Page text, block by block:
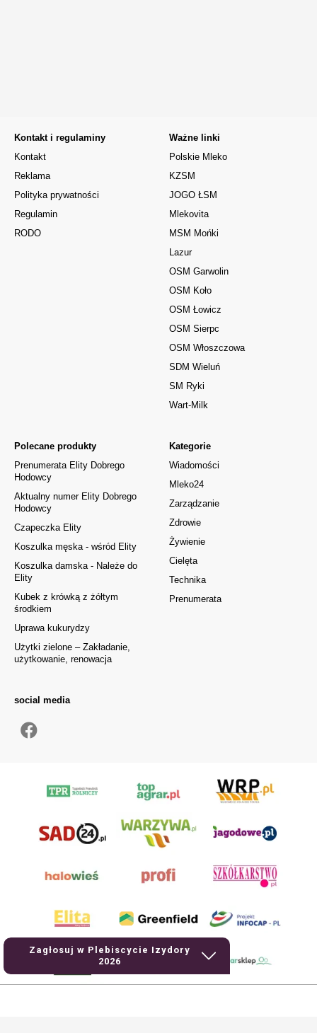
Zagłosuj w Plebiscycie Izydory
2026
Kontakt i regulaminy
Kontakt
Reklama
Polityka prywatności
Regulamin
RODO
Kategorie
Wiadomości
Mleko24
Zarządzanie
Zdrowie
Żywienie
Cielęta
Technika
Prenumerata
Polecane produkty
Prenumerata Elity Dobrego
Hodowcy
Aktualny numer Elity Dobrego
Hodowcy
Czapeczka Elity
Koszulka męska - wśród Elity
Koszulka damska - Należe do
Elity
Kubek z krówką z żółtym
środkiem
Uprawa kukurydzy
Użytki zielone – Zakładanie,
użytkowanie, renowacja
Ważne linki
Polskie Mleko
KZSM
JOGO ŁSM
Mlekovita
MSM Mońki
Lazur
OSM Garwolin
OSM Koło
OSM Łowicz
OSM Sierpc
OSM Włoszczowa
SDM Wieluń
SM Ryki
Wart-Milk
social media